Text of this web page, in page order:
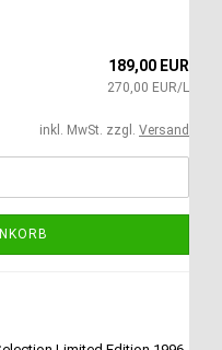
189,00 EUR
270,00 EUR/L
inkl. MwSt. zzgl. Versand